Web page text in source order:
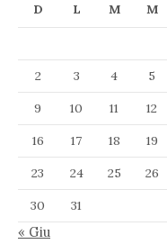
D L M M
2
3 4 5
9
10 11 12
16
17 18 19
23
24 25 26
30
31
« Giu